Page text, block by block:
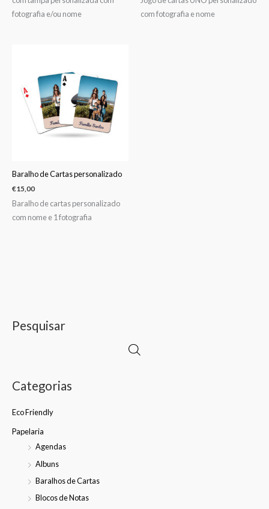
Pesquisar
Categorias
Eco Friendly
Papelaria
Agendas
Albuns
Baralhos de Cartas
Blocos de Notas
fotografia e/ou nome
com fotografia e nome
Baralho de Cartas personalizado
€15,00
Baralho de cartas personalizado
com nome e 1 fotografia